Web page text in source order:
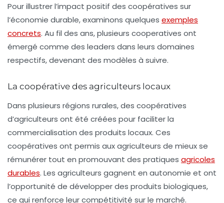
Pour illustrer l’impact positif des coopératives sur
l’économie durable, examinons quelques exemples
concrets. Au fil des ans, plusieurs cooperatives ont
émergé comme des leaders dans leurs domaines
respectifs, devenant des modèles à suivre.
La coopérative des agriculteurs locaux
Dans plusieurs régions rurales, des coopératives
d’agriculteurs ont été créées pour faciliter la
commercialisation des produits locaux. Ces
coopératives ont permis aux agriculteurs de mieux se
rémunérer tout en promouvant des pratiques agricoles
durables. Les agriculteurs gagnent en autonomie et ont
l’opportunité de développer des produits biologiques,
ce qui renforce leur compétitivité sur le marché.